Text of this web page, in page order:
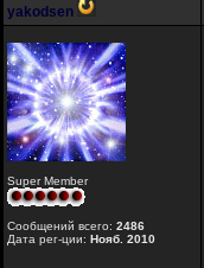
yakodsen
Super Member
Сообщений всего: 2486
Дата рег-ции: Нояб. 2010